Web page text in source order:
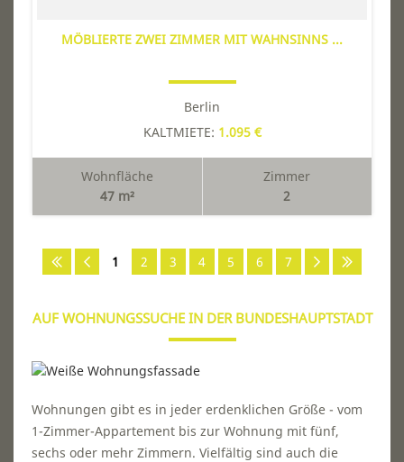
MÖBLIERTE ZWEI ZIMMER MIT WAHNSINNS ...
Berlin
KALTMIETE: 1.095 €
Wohnfläche
47 m²
Zimmer
2
1 2 3 4 5 6 7
AUF WOHNUNGSSUCHE IN DER BUNDESHAUPTSTADT
Wohnungen gibt es in jeder erdenklichen Größe - vom
1-Zimmer-Appartement bis zur Wohnung mit fünf,
sechs oder mehr Zimmern. Vielfältig sind auch die